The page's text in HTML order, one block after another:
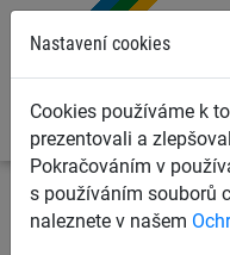
Nastavení cookies
Cookies používáme k
prezentovali a
Pokračováním v
s používáním souborů
naleznete v našem
Dětská lanová hřiště